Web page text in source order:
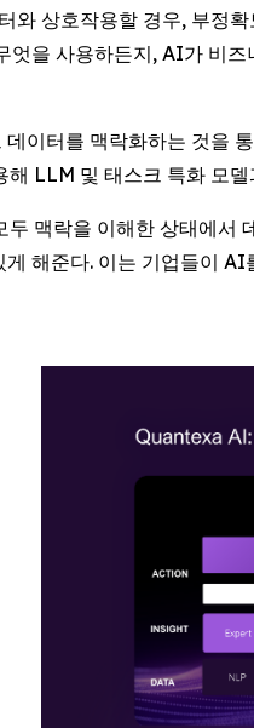
와 상호작용할 경우, 부정
엇을 사용하든지, AI가 비
이터를 맥락화하는 것을
LLM 및 태스크 특화 모
맥락을 이해한 상태에서
해준다. 이는 기업들이